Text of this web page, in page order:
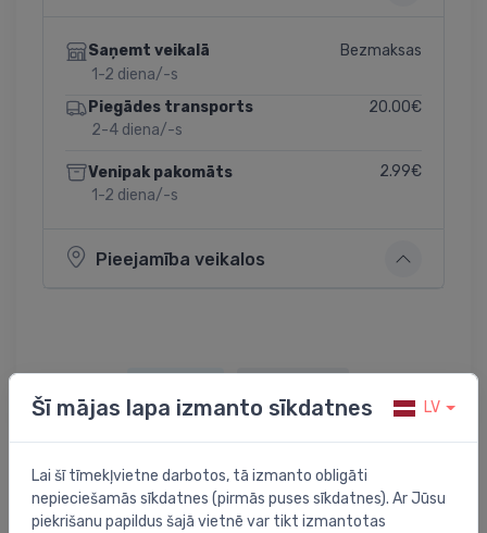
Saņemt veikalā
1-2 diena/-s
Bezmaksas
Piegādes transports
2-4 diena/-s
20.00€
Venipak pakomāts
1-2 diena/-s
2.99€
Pieejamība veikalos
Dalīties:
Preces apraksts
Šī mājas lapa izmanto sīkdatnes LV
Lai šī tīmekļvietne darbotos, tā izmanto obligāti
nepieciešamās sīkdatnes (pirmās puses sīkdatnes). Ar Jūsu
piekrišanu papildus šajā vietnē var tikt izmantotas